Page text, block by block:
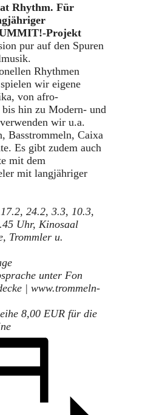
Rhythm. Für
Projekt
pur auf den Spuren
Rhythmen
wir eigene
von afro-
hin zu Modern- und
wir u.a.
Basstrommeln, Caixa
Es gibt zudem auch
mit dem
mit langjähriger
24.2, 3.3, 10.3,
Uhr, Kinosaal
Trommler u.
unter Fon
| www.trommeln-
8,00 EUR für die